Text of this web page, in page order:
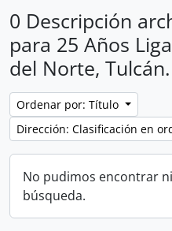
0 Descripción
para 25 Años
del Norte, Tulcán.
Ordenar por: Título
Dirección: Clasificación en
No pudimos encontrar
búsqueda.